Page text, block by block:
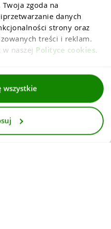
zgoda na
danych
strony oraz
treści i reklam.
naszej Polityce cookies.
wszystkie